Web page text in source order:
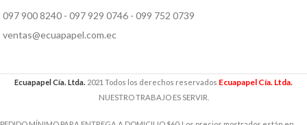
097 900 8240 - 097 929 0746 - 099 752 0739
ventas@ecuapapel.com.ec
Ecuapapel Cía. Ltda. 2021 Todos los derechos reservados Ecuapapel Cía. Ltda.
NUESTRO TRABAJO ES SERVIR.